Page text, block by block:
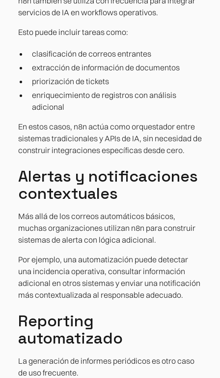
servicios de IA en workflows operativos.
Esto puede incluir tareas como:
clasificación de correos entrantes
extracción de información de documentos
priorización de tickets
enriquecimiento de registros con análisis
adicional
En estos casos, n8n actúa como orquestador entre
sistemas tradicionales y APIs de IA, sin necesidad de
construir integraciones específicas desde cero.
Alertas y notificaciones
contextuales
Más allá de los correos automáticos básicos,
muchas organizaciones utilizan n8n para construir
sistemas de alerta con lógica adicional.
Por ejemplo, una automatización puede detectar
una incidencia operativa, consultar información
adicional en otros sistemas y enviar una notificación
más contextualizada al responsable adecuado.
Reporting
automatizado
La generación de informes periódicos es otro caso
de uso frecuente.